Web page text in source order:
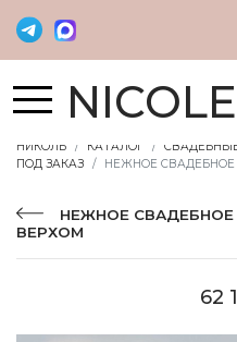
NICOLE
НИКОЛЬ КАТАЛОГ
ПОД ЗАКАЗ
НЕЖНОЕ
НЕЖНОЕ
ВЕРХОМ
62